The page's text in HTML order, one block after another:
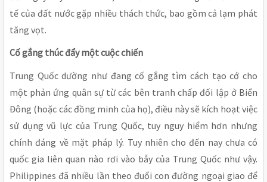
tế của đất nước gặp nhiều thách thức, bao gồm cả lạm phát
tăng vọt.
Cố gắng thúc đẩy một cuộc chiến
Trung Quốc dường như đang cố gắng tìm cách tạo cớ cho
một phản ứng quân sự từ các bên tranh chấp đối lập ở Biển
Đông (hoặc các đồng minh của họ), điều này sẽ kích hoạt việc
sử dụng vũ lực của Trung Quốc, tuy nguy hiểm hơn nhưng
chính đáng về mặt pháp lý. Tuy nhiên cho đến nay chưa có
quốc gia liên quan nào rơi vào bẫy của Trung Quốc như vậy.
Philippines đã nhiều lần theo đuổi con đường ngoại giao để